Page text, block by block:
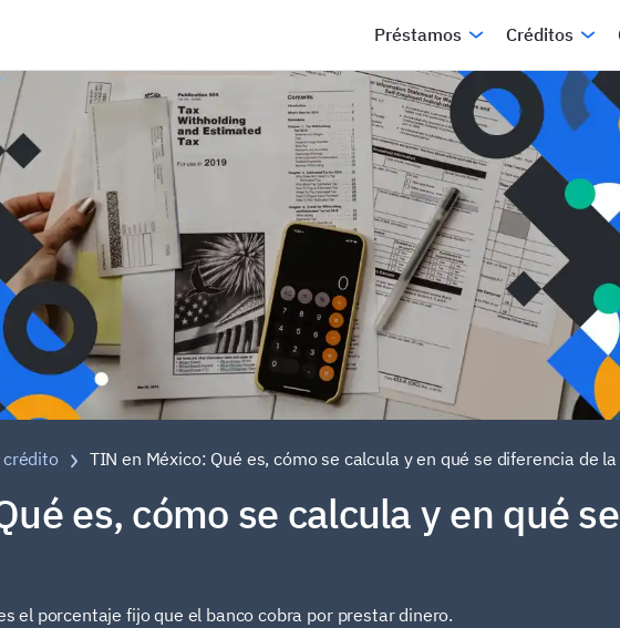
Préstamos Créditos
crédito TIN en México: Qué es, cómo se calcula y en qué se diferencia de la
es, cómo se calcula y en qué
el porcentaje fijo que el banco cobra por prestar dinero.